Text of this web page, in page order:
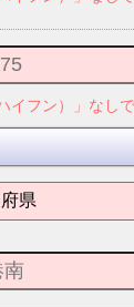
イフン）」なし